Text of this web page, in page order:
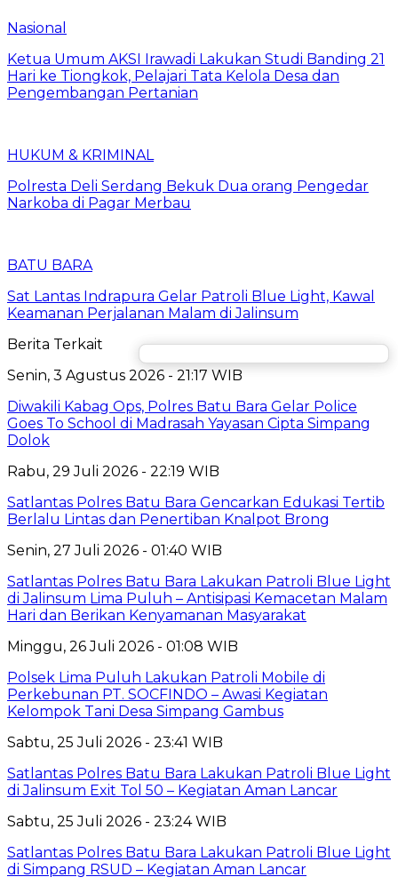
Nasional
Ketua Umum AKSI Irawadi Lakukan Studi Banding 21
Hari ke Tiongkok, Pelajari Tata Kelola Desa dan
Pengembangan Pertanian
HUKUM & KRIMINAL
Polresta Deli Serdang Bekuk Dua orang Pengedar
Narkoba di Pagar Merbau
BATU BARA
Sat Lantas Indrapura Gelar Patroli Blue Light, Kawal
Keamanan Perjalanan Malam di Jalinsum
Berita Terkait
Senin, 3 Agustus 2026 - 21:17 WIB
Diwakili Kabag Ops, Polres Batu Bara Gelar Police
Goes To School di Madrasah Yayasan Cipta Simpang
Dolok
Rabu, 29 Juli 2026 - 22:19 WIB
Satlantas Polres Batu Bara Gencarkan Edukasi Tertib
Berlalu Lintas dan Penertiban Knalpot Brong
Senin, 27 Juli 2026 - 01:40 WIB
Satlantas Polres Batu Bara Lakukan Patroli Blue Light
di Jalinsum Lima Puluh – Antisipasi Kemacetan Malam
Hari dan Berikan Kenyamanan Masyarakat
Minggu, 26 Juli 2026 - 01:08 WIB
Polsek Lima Puluh Lakukan Patroli Mobile di
Perkebunan PT. SOCFINDO – Awasi Kegiatan
Kelompok Tani Desa Simpang Gambus
Sabtu, 25 Juli 2026 - 23:41 WIB
Satlantas Polres Batu Bara Lakukan Patroli Blue Light
di Jalinsum Exit Tol 50 – Kegiatan Aman Lancar
Sabtu, 25 Juli 2026 - 23:24 WIB
Satlantas Polres Batu Bara Lakukan Patroli Blue Light
di Simpang RSUD – Kegiatan Aman Lancar